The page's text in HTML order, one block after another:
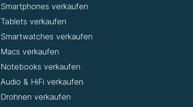
Smartphones verkaufen
Tablets verkaufen
Smartwatches verkaufen
Macs verkaufen
Notebooks verkaufen
Audio & HiFi verkaufen
Drohnen verkaufen